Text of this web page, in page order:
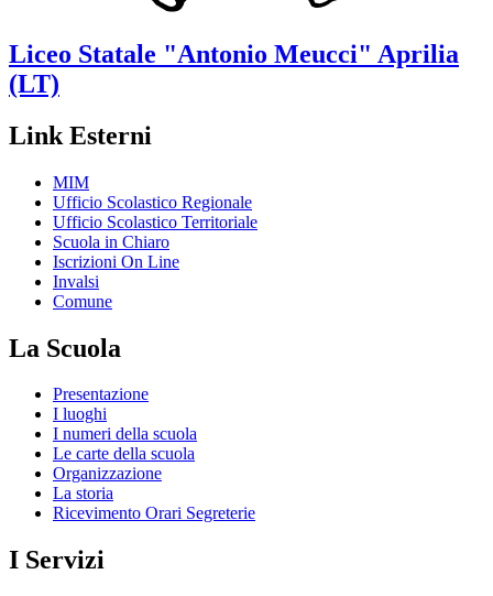
Liceo Statale "Antonio Meucci" Aprilia
(LT)
Link Esterni
MIM
Ufficio Scolastico Regionale
Ufficio Scolastico Territoriale
Scuola in Chiaro
Iscrizioni On Line
Invalsi
Comune
La Scuola
Presentazione
I luoghi
I numeri della scuola
Le carte della scuola
Organizzazione
La storia
Ricevimento Orari Segreterie
I Servizi